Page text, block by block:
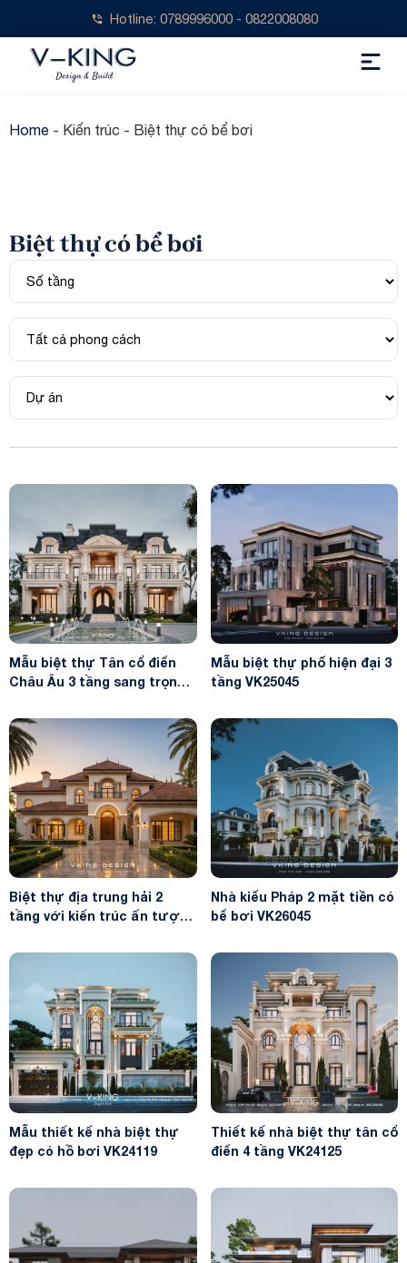
Hotline: 0789996000 - 0822008080
Home - Kiến trúc - Biệt thự có bể bơi
Biệt thự có bể bơi
Mẫu biệt thự Tân cổ điển
Châu Âu 3 tầng sang trọng
Mẫu biệt thự phố hiện đại 3
tầng VK25045
Biệt thự địa trung hải 2
tầng với kiến trúc ấn tượng
Nhà kiểu Pháp 2 mặt tiền có
bể bơi VK26045
Mẫu thiết kế nhà biệt thự
đẹp có hồ bơi VK24119
Thiết kế nhà biệt thự tân cổ
điển 4 tầng VK24125